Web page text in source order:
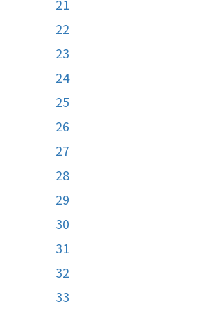
21
22
23
24
25
26
27
28
29
30
31
32
33